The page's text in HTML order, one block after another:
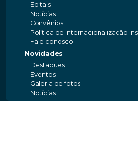
Editais
Notícias
Convênios
Política de Internacionalização
Fale conosco
Novidades
Destaques
Eventos
Galeria de fotos
Notícias